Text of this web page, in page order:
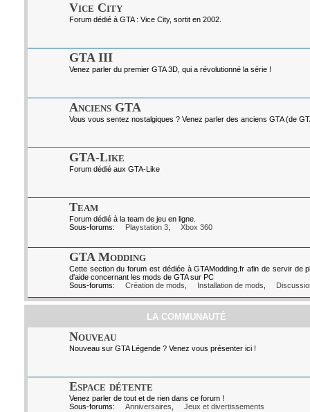
Vice City
Forum dédié à GTA : Vice City, sortit en 2002.
GTA III
Venez parler du premier GTA 3D, qui a révolutionné la série !
Anciens GTA
Vous vous sentez nostalgiques ? Venez parler des anciens GTA (de
GTA-Like
Forum dédié aux GTA-Like
Team
Forum dédié à la team de jeu en ligne.
Sous-forums:
Playstation 3, Xbox 360
GTA Modding
Cette section du forum est dédiée à GTAModding.fr afin de servir de
d'aide concernant les mods de GTA sur PC
Sous-forums:
Création de mods Installation de mods
LA COMMUNAUTÉ
Nouveau
Nouveau sur GTA Légende ? Venez vous présenter ici !
Espace détente
Venez parler de tout et de rien dans ce forum !
Sous-forums:
Anniversaires Jeux et divertissements